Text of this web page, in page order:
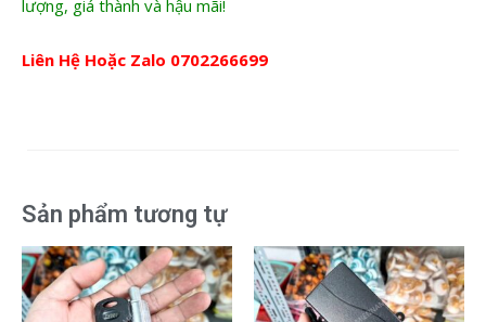
lượng, giá thành và hậu mãi!
Liên Hệ Hoặc Zalo 0702266699
Sản phẩm tương tự